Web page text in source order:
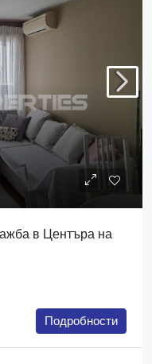
в Центъра на
Подробности